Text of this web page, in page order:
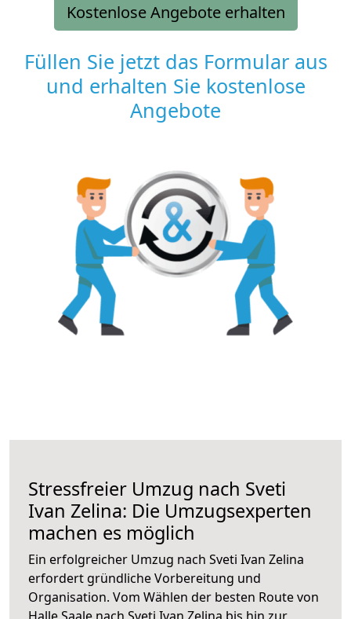
Kostenlose Angebote erhalten
Füllen Sie jetzt das Formular aus
und erhalten Sie kostenlose
Angebote
Stressfreier Umzug nach Sveti
Ivan Zelina: Die Umzugsexperten
machen es möglich
Ein erfolgreicher Umzug nach Sveti Ivan Zelina
erfordert gründliche Vorbereitung und
Organisation. Vom Wählen der besten Route von